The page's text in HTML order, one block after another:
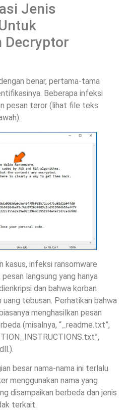
Jenis
Decryptor
benar, pertama-tama
Beberapa infeksi
pesan teror (lihat file teks
kasus, infeksi ransomware
langsung yang hanya
dan bahwa korban
uang tebusan. Perhatikan bahwa
menghasilkan pesan
(misalnya, “_readme.txt”,
besar nama-nama ini terlalu
menggunakan nama yang
disampaikan berbeda dan jenis
terkait.